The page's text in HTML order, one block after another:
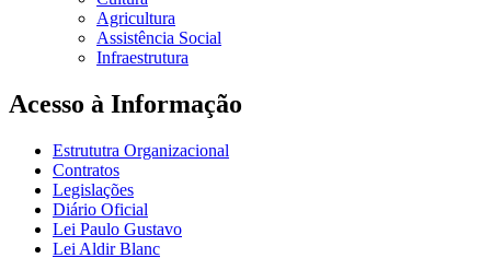
Agricultura
Assistência Social
Infraestrutura
Acesso à Informação
Estrututra Organizacional
Contratos
Legislações
Diário Oficial
Lei Paulo Gustavo
Lei Aldir Blanc